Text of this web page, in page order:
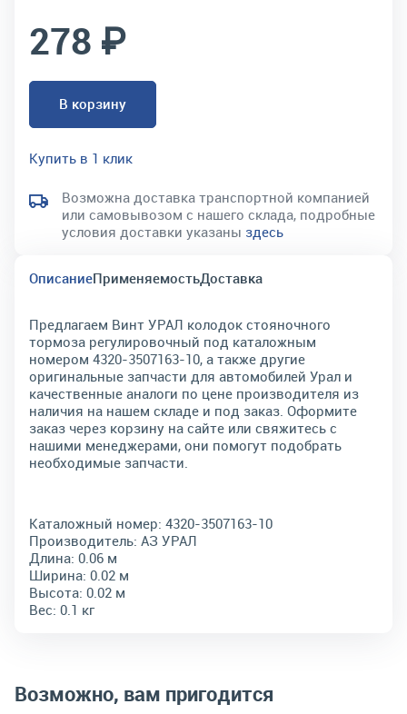
278 ₽
В корзину
Купить в 1 клик
Возможна доставка транспортной компанией
или самовывозом с нашего склада, подробные
условия доставки указаны здесь
ОписаниеПрименяемостьДоставка
Предлагаем Винт УРАЛ колодок стояночного
тормоза регулировочный под каталожным
номером 4320-3507163-10, а также другие
оригинальные запчасти для автомобилей Урал и
качественные аналоги по цене производителя из
наличия на нашем складе и под заказ. Оформите
заказ через корзину на сайте или свяжитесь с
нашими менеджерами, они помогут подобрать
необходимые запчасти.
Каталожный номер: 4320-3507163-10
Производитель: АЗ УРАЛ
Длина: 0.06 м
Ширина: 0.02 м
Высота: 0.02 м
Вес: 0.1 кг
Возможно, вам пригодится